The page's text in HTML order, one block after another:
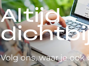
Altijd
Volg ons, waar je ook